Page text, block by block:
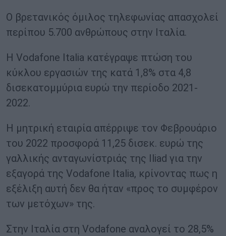
Ο βρετανικός όμιλος τηλεφωνίας απασχολεί
περίπου 5.700 ανθρώπους στην Ιταλία.
Η Vodafone Italia κατέγραψε πτώση του
κύκλου εργασιών της κατά 1,8% στα 4,8
δισεκατομμύρια ευρώ την περίοδο 2021-
2022.
Η μητρική εταιρία απέρριψε τον Φεβρουάριο
του 2022 προσφορά 11,25 δισεκ. ευρώ της
γαλλικής ανταγωνίστριάς της Iliad για την
εξαγορά της Vodafone Italia, κρίνοντας πως η
εξέλιξη αυτή δεν θα ήταν «προς το συμφέρον
των μετόχων» της.
Στην Ιταλία στη Vodafone αναλογεί το 28,5%